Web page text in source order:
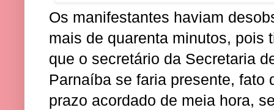
Os manifestantes haviam
mais de quarenta minutos, pois
que o secretário da Secretaria
Parnaíba se faria presente, fato
prazo acordado de meia hora,